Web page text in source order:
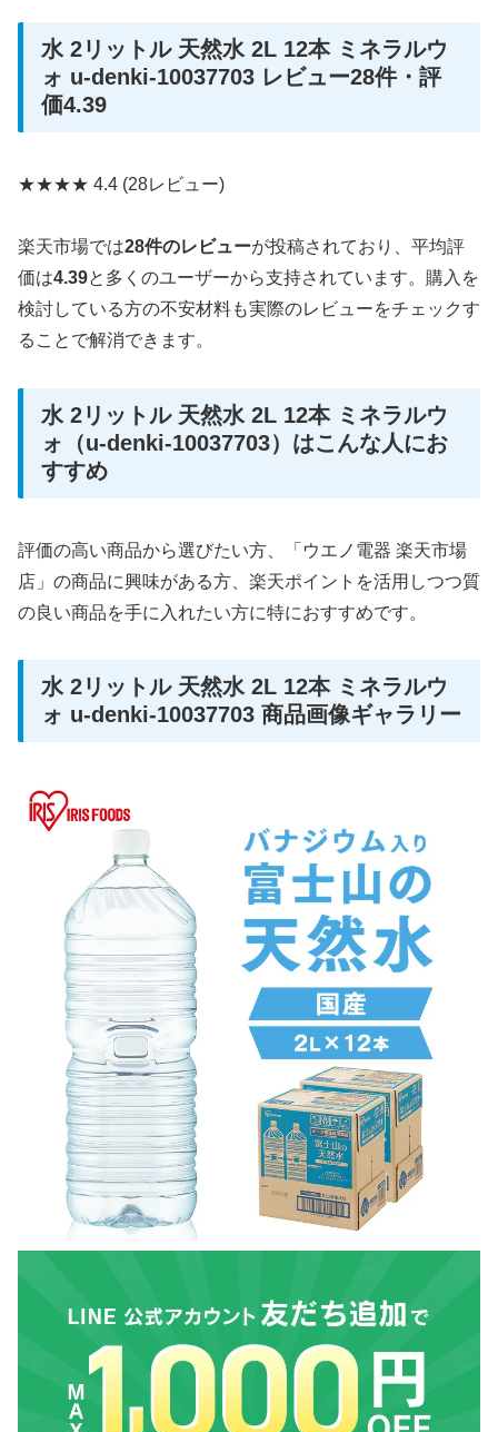
水 2リットル 天然水 2L 12本 ミネラルウ
ォ u-denki-10037703 レビュー28件・評
価4.39
★★★★ 4.4 (28レビュー)
楽天市場では28件のレビューが投稿されており、平均評
価は4.39と多くのユーザーから支持されています。購入を
検討している方の不安材料も実際のレビューをチェックす
ることで解消できます。
水 2リットル 天然水 2L 12本 ミネラルウ
ォ（u-denki-10037703）はこんな人にお
すすめ
評価の高い商品から選びたい方、「ウエノ電器 楽天市場
店」の商品に興味がある方、楽天ポイントを活用しつつ質
の良い商品を手に入れたい方に特におすすめです。
水 2リットル 天然水 2L 12本 ミネラルウ
ォ u-denki-10037703 商品画像ギャラリー